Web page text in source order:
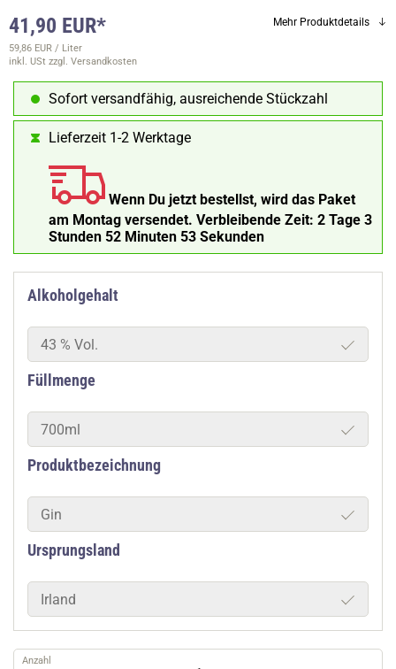
41,90 EUR*
59,86 EUR / Liter
inkl. USt zzgl. Versandkosten
Mehr Produktdetails
Sofort versandfähig, ausreichende Stückzahl
Lieferzeit 1-2 Werktage
Wenn Du jetzt bestellst, wird das Paket
am Montag versendet. Verbleibende Zeit: 2 Tage 3
Stunden 52 Minuten 52 Sekunden
Alkoholgehalt
43 % Vol.
Füllmenge
700ml
Produktbezeichnung
Gin
Ursprungsland
Irland
Anzahl